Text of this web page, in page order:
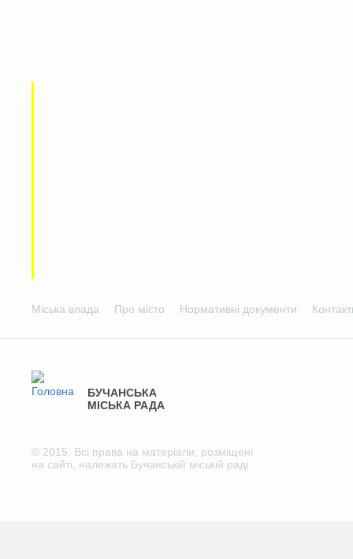
Міська влада Про місто Нормативні документи
БУЧАНСЬКА
МІСЬКА РАДА
© 2015. Всі права на матеріали, розміщені
на сайті, належать Бучанській міській раді